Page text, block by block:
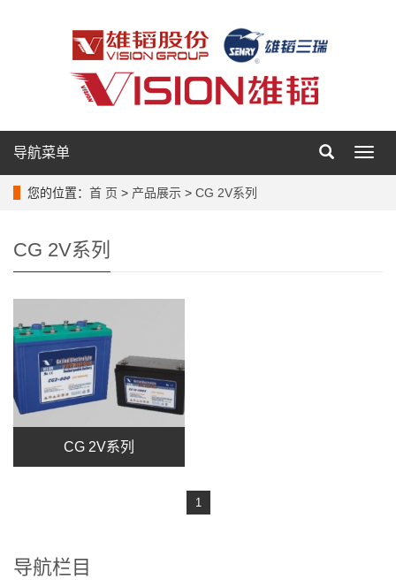
导
导航菜单
您的位置： 首 页 > 产品展示 > CG 2V系列
CG 2V系列
CG 2V系列
1
导航栏目